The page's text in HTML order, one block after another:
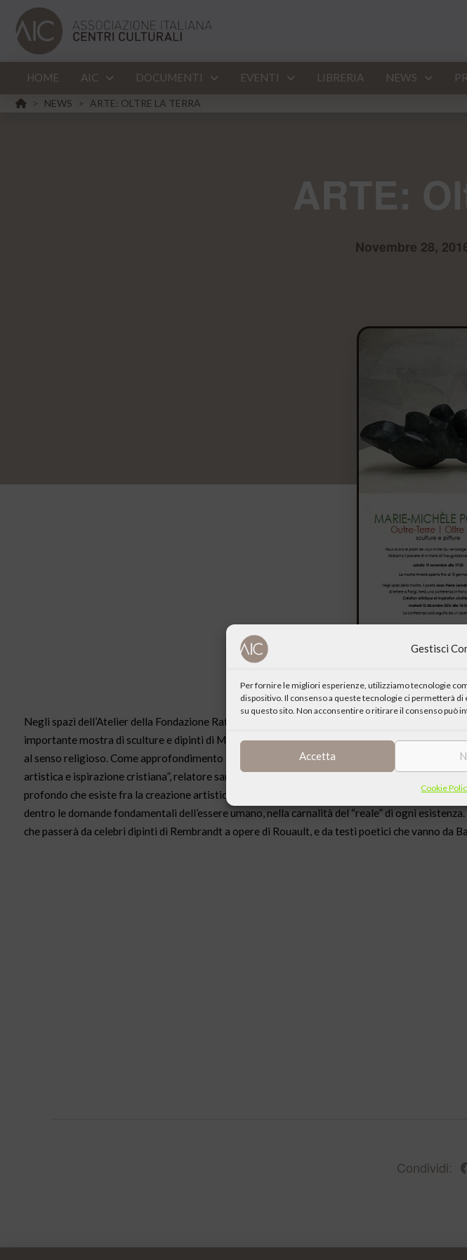
Gestisci
Per fornire le migliori esperienze, utilizziamo tecnologie
dispositivo. Il consenso a queste tecnologie ci permetterà
su questo sito. Non acconsentire o ritirare il consenso può
Accetta
Cookie
HOME AIC DOCUMENTI EVENTI LIBRERIA NEWS
HOME
> NEWS > ARTE: OLTRE LA TERRA
Novembre 28,
Negli spazi dell’Atelier della Fondazione Ratti a Malvaglia (Canton Ticino, 60km a nord di
importante mostra di sculture e dipinti di Marie-Michele Poncet, artista parigina. Tra i suoi
al senso religioso. Come approfondimento della mostra si terrà il13 dicembre 2016 alle ore
artistica e ispirazione cristiana”, relatore sarà Jean Pierre Lemaire, scrittore e poeta francese,
profondo che esiste fra la creazione artistica e il senso religioso, inteso non soltanto come
dentro le domande fondamentali dell’essere umano, nella carnalità del “reale” di ogni
che passerà da celebri dipinti di Rembrandt a opere di Rouault, e da testi poetici che vanno da
Condividi: